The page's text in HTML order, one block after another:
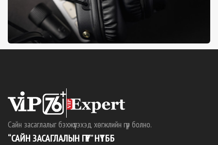
Сайн засаглалыг бэхжүүлэхэд хөгжлийн гүүр болно.
“САЙН ЗАСАГЛАЛЫН ГҮҮР” НҮТББ